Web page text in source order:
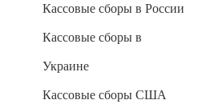
Кассовые сборы в России
Кассовые сборы в
Украине
Кассовые сборы США